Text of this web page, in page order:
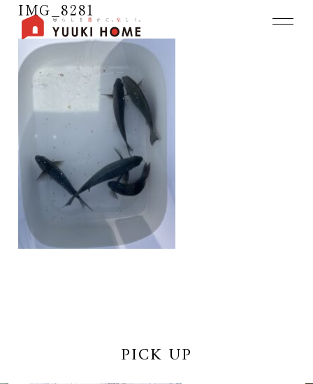
IMG_8281
PICK UP